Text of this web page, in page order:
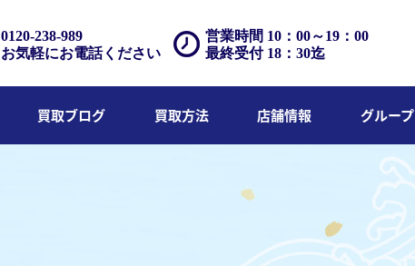
営業時間 10：00～19：00
最終受付 18：30迄
0120-238-989
お気軽にお電話ください
買取ブログ 買取方法 店舗情報 グループ